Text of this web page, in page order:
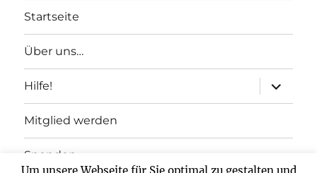
Startseite
Über uns…
Hilfe!
anzeigen
Mitglied werden
Spenden